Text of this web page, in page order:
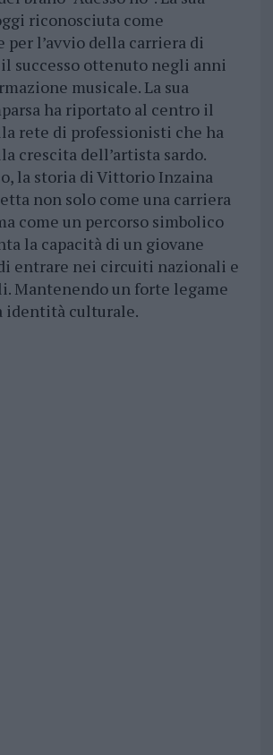
riconosciuta come
per l’avvio della carriera di
successo ottenuto negli anni
musicale. La sua
ha riportato al centro il
rete di professionisti che ha
crescita dell’artista sardo.
la storia di Vittorio Inzaina
non solo come una carriera
come un percorso simbolico
la capacità di un giovane
entrare nei circuiti nazionali e
Mantenendo un forte legame
identità culturale.